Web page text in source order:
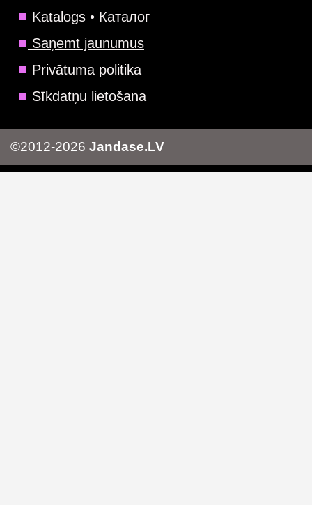
Katalogs • Каталог
Saņemt jaunumus
Privātuma politika
Sīkdatņu lietošana
©2012-2026 Jandase.LV